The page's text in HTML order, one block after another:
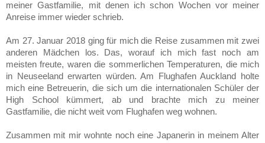
meiner Gastfamilie, mit denen ich schon Wochen vor meiner
Anreise immer wieder schrieb.
Am 27. Januar 2018 ging für mich die Reise zusammen mit zwei
anderen Mäd­chen los. Das, worauf ich mich fast noch am
meisten freute, waren die sommer­lichen Temperaturen, die mich
in Neuseeland erwarten würden. Am Flughafen Auckland holte
mich eine Betreuerin, die sich um die internationalen Schüler der
High School kümmert, ab und brachte mich zu meiner
Gastfamilie, die nicht weit vom Flughafen weg wohnen.
Zusammen mit mir wohnte noch eine Japanerin in meinem Alter